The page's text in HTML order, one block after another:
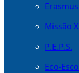
Missão X
P.E.P.S.
Eco-